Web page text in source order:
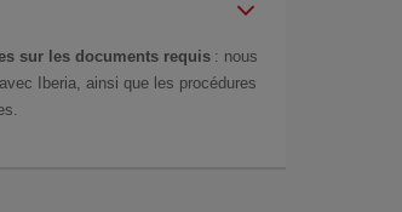
sur les documents requis : nous
Iberia, ainsi que les procédures